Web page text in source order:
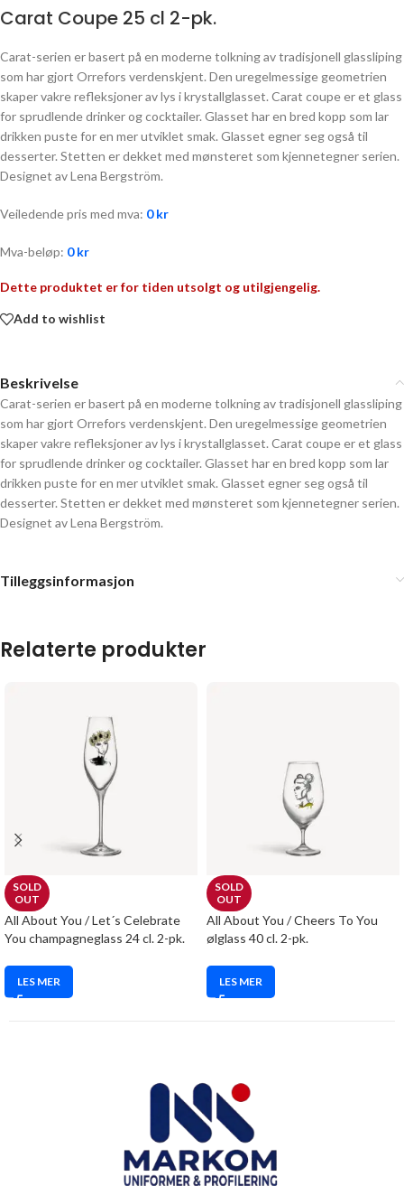
Carat Coupe 25 cl 2-pk.
Carat-serien er basert på en moderne tolkning av tradisjonell glassliping
som har gjort Orrefors verdenskjent. Den uregelmessige geometrien
skaper vakre refleksjoner av lys i krystallglasset. Carat coupe er et glass
for sprudlende drinker og cocktailer. Glasset har en bred kopp som lar
drikken puste for en mer utviklet smak. Glasset egner seg også til
desserter. Stetten er dekket med mønsteret som kjennetegner serien.
Designet av Lena Bergström.
Veiledende pris med mva: 0kr
Mva-beløp: 0kr
Dette produktet er for tiden utsolgt og utilgjengelig.
Add to wishlist
Beskrivelse
Carat-serien er basert på en moderne tolkning av tradisjonell glassliping
som har gjort Orrefors verdenskjent. Den uregelmessige geometrien
skaper vakre refleksjoner av lys i krystallglasset. Carat coupe er et glass
for sprudlende drinker og cocktailer. Glasset har en bred kopp som lar
drikken puste for en mer utviklet smak. Glasset egner seg også til
desserter. Stetten er dekket med mønsteret som kjennetegner serien.
Designet av Lena Bergström.
Tilleggsinformasjon
Relaterte produkter
SOLD
OUT
All About You / Let´s Celebrate
You champagneglass 24 cl. 2-pk.
LES MER
SOLD
OUT
All About You / Cheers To You
ølglass 40 cl. 2-pk.
LES MER